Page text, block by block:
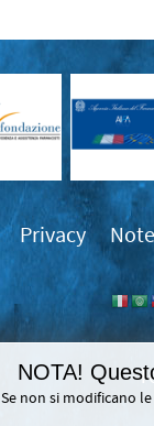
Privacy
NOTA!
Se non si modificano